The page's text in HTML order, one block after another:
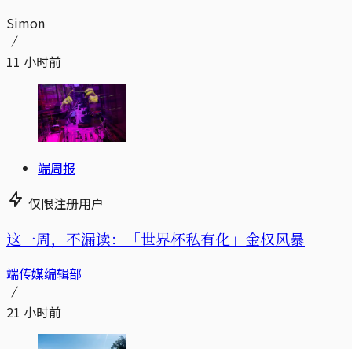
Simon
11 小时前
端周报
仅限注册用户
这一周，不漏读：「世界杯私有化」金权风暴
端传媒编辑部
21 小时前